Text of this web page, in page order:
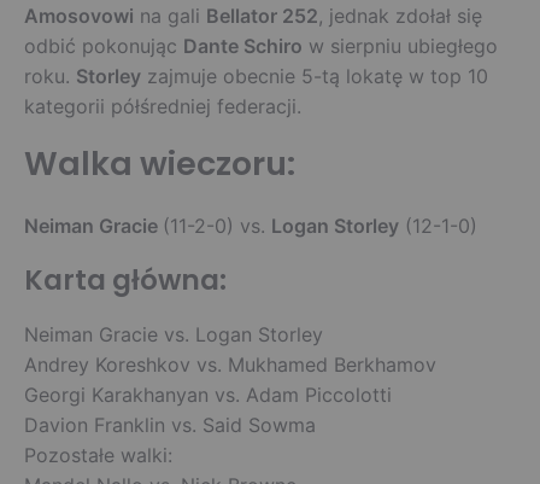
Amosovowi na gali Bellator 252, jednak zdołał się
odbić pokonując Dante Schiro w sierpniu ubiegłego
roku. Storley zajmuje obecnie 5-tą lokatę w top 10
kategorii półśredniej federacji.
Walka wieczoru:
Neiman Gracie (11-2-0) vs. Logan Storley (12-1-0)
Karta główna:
Neiman Gracie vs. Logan Storley
Andrey Koreshkov vs. Mukhamed Berkhamov
Georgi Karakhanyan vs. Adam Piccolotti
Davion Franklin vs. Said Sowma
Pozostałe walki: